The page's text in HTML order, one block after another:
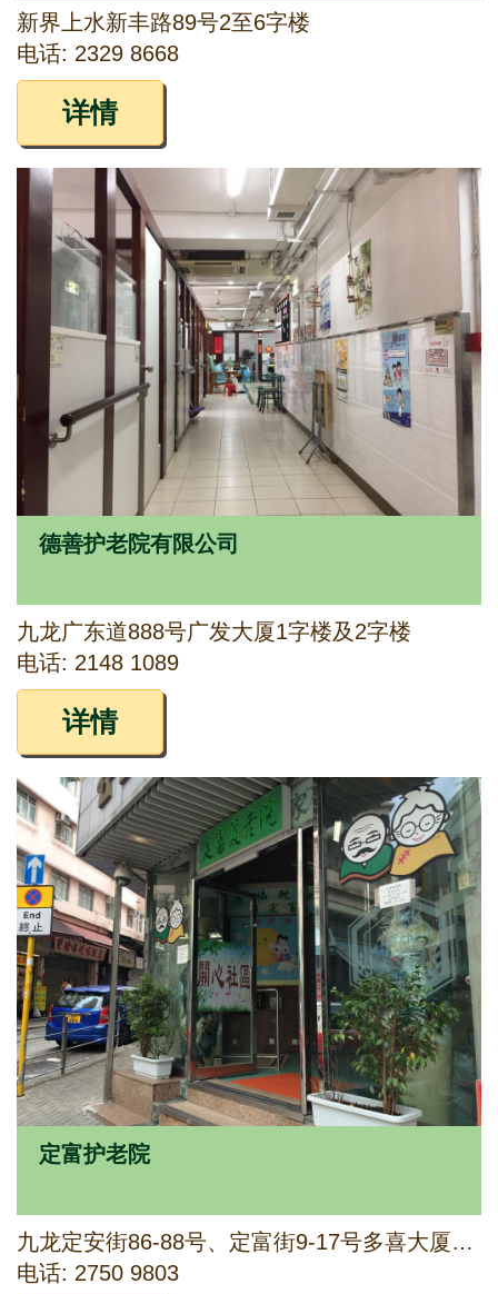
新界上水新丰路89号2至6字楼
电话: 2329 8668
详情
德善护老院有限公司
九龙广东道888号广发大厦1字楼及2字楼
电话: 2148 1089
详情
定富护老院
九龙定安街86-88号、定富街9-17号多喜大厦地下5号铺及定富街17号多喜大厦阁楼、1字楼及2字楼
电话: 2750 9803